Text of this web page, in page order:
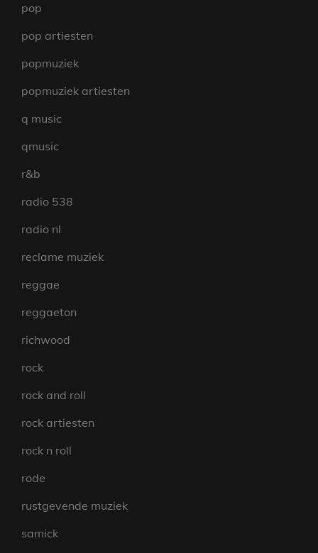
pop
pop artiesten
popmuziek
popmuziek artiesten
q music
qmusic
r&b
radio 538
radio nl
reclame muziek
reggae
reggaeton
richwood
rock
rock and roll
rock artiesten
rock n roll
rode
rustgevende muziek
samick